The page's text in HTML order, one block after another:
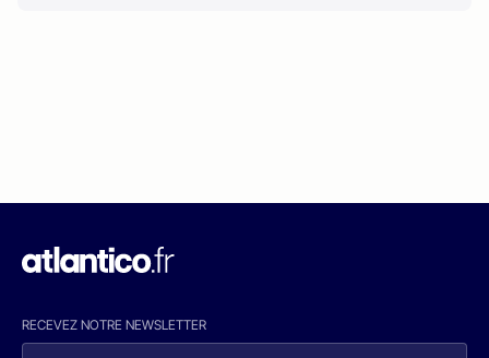
RECEVEZ NOTRE NEWSLETTER